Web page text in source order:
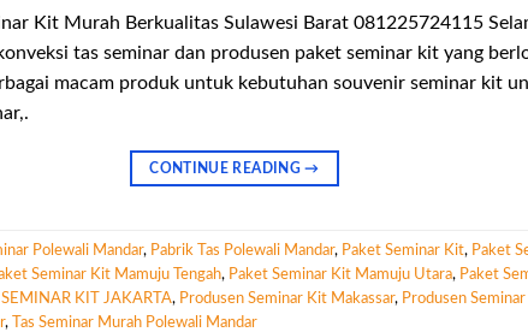
Kit Murah Berkualitas Sulawesi Barat 081225724115
tas seminar dan produsen paket seminar kit yang
macam produk untuk kebutuhan souvenir seminar kit
CONTINUE READING→
Polewali Mandar, Pabrik Tas Polewali Mandar, Paket Seminar Kit, Paket
Seminar Kit Mamuju Tengah, Paket Seminar Kit Mamuju Utara, Paket
SEMINAR KIT JAKARTA, Produsen Seminar Kit Makassar, Produsen
, Tas Seminar Murah Polewali Mandar